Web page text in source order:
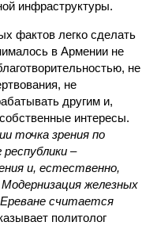
инфраструктуры.
фактов легко сделать
в Армении не
не
не
другим и,
интересы.
точка зрения по
–
и, естественно,
железных
считается
политолог